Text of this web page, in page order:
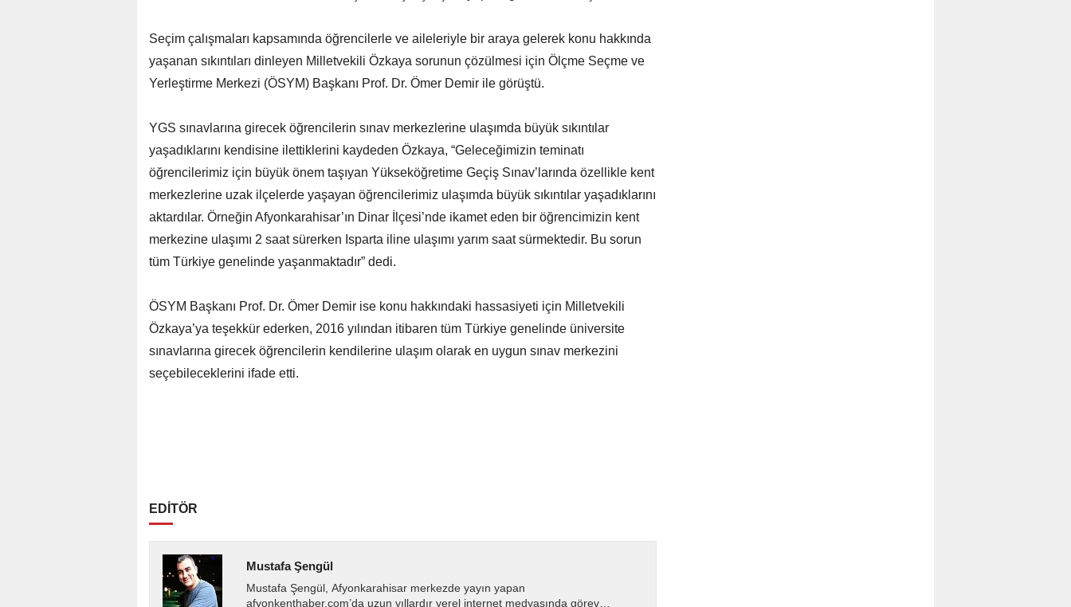
Seçim çalışmaları kapsamında öğrencilerle ve aileleriyle bir araya gelerek konu hakkında
yaşanan sıkıntıları dinleyen Milletvekili Özkaya sorunun çözülmesi için Ölçme Seçme ve
Yerleştirme Merkezi (ÖSYM) Başkanı Prof. Dr. Ömer Demir ile görüştü.
YGS sınavlarına girecek öğrencilerin sınav merkezlerine ulaşımda büyük sıkıntılar
yaşadıklarını kendisine ilettiklerini kaydeden Özkaya, “Geleceğimizin teminatı
öğrencilerimiz için büyük önem taşıyan Yükseköğretime Geçiş Sınav’larında özellikle kent
merkezlerine uzak ilçelerde yaşayan öğrencilerimiz ulaşımda büyük sıkıntılar yaşadıklarını
aktardılar. Örneğin Afyonkarahisar’ın Dinar İlçesi’nde ikamet eden bir öğrencimizin kent
merkezine ulaşımı 2 saat sürerken Isparta iline ulaşımı yarım saat sürmektedir. Bu sorun
tüm Türkiye genelinde yaşanmaktadır” dedi.
ÖSYM Başkanı Prof. Dr. Ömer Demir ise konu hakkındaki hassasiyeti için Milletvekili
Özkaya’ya teşekkür ederken, 2016 yılından itibaren tüm Türkiye genelinde üniversite
sınavlarına girecek öğrencilerin kendilerine ulaşım olarak en uygun sınav merkezini
seçebileceklerini ifade etti.
EDİTÖR
Mustafa Şengül
Mustafa Şengül, Afyonkarahisar merkezde yayın yapan
afyonkenthaber.com’da uzun yıllardır yerel internet medyasında görev